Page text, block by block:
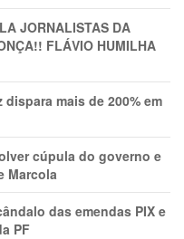
JORNALISTAS DA
FLÁVIO HUMILHA
mais de 200% em
cúpula do governo e
Marcola
das emendas PIX e
PF